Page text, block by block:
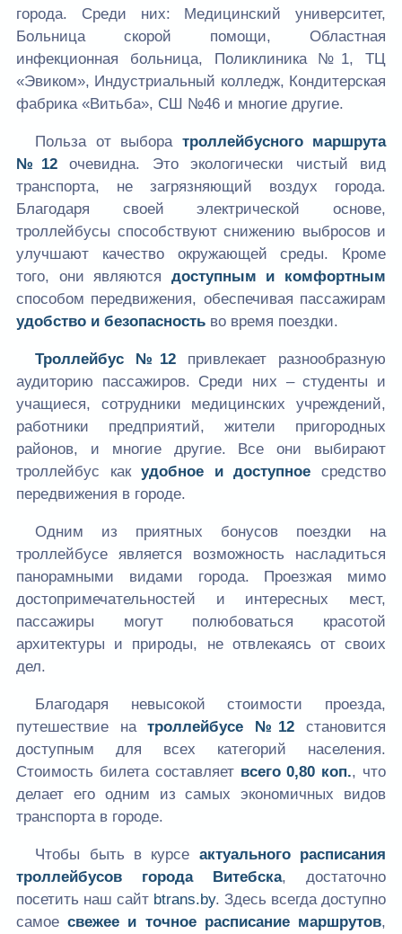
города. Среди них: Медицинский университет,
Больница скорой помощи, Областная
инфекционная больница, Поликлиника №1, ТЦ
«Эвиком», Индустриальный колледж, Кондитерская
фабрика «Витьба», СШ №46 и многие другие.
Польза от выбора троллейбусного маршрута
№12очевидна. Это экологически чистый вид
транспорта, не загрязняющий воздух города.
Благодаря своей электрической основе,
троллейбусы способствуют снижению выбросов и
улучшают качество окружающей среды. Кроме
того, они являются доступным и комфортным
способом передвижения, обеспечивая пассажирам
удобство и безопасность во время поездки.
Троллейбус №12 привлекает разнообразную
аудиторию пассажиров. Среди них – студенты и
учащиеся, сотрудники медицинских учреждений,
работники предприятий, жители пригородных
районов, и многие другие. Все они выбирают
троллейбус какудобное и доступное средство
передвижения в городе.
Одним из приятных бонусов поездки на
троллейбусе является возможность насладиться
панорамными видами города. Проезжая мимо
достопримечательностей и интересных мест,
пассажиры могут полюбоваться красотой
архитектуры и природы, не отвлекаясь от своих
дел.
Благодаря невысокой стоимости проезда,
путешествие натроллейбусе №12 становится
доступным для всех категорий населения.
Стоимость билета составляет всего 0,80 коп., что
делает его одним из самых экономичных видов
транспорта в городе.
Чтобы быть в курсе актуального расписания
троллейбусов города Витебска, достаточно
посетить наш сайт btrans.by. Здесь всегда доступно
самоесвежее и точное расписание маршрутов,